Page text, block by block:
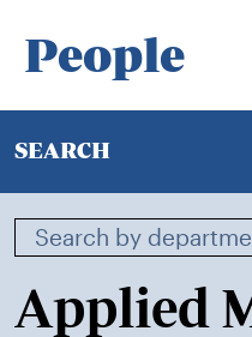
People
SEARCH